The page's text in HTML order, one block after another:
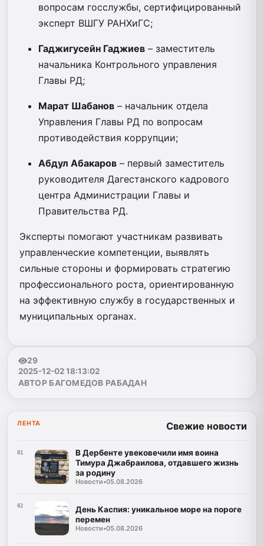
вопросам госслужбы, сертифицированный
эксперт ВШГУ РАНХиГС;
Гаджигусейн Гаджиев – заместитель
начальника Контрольного управления
Главы РД;
Марат Шабанов – начальник отдела
Управления Главы РД по вопросам
противодействия коррупции;
Абдул Абакаров – первый заместитель
руководителя Дагестанского кадрового
центра Администрации Главы и
Правительства РД.
Эксперты помогают участникам развивать
управленческие компетенции, выявлять
сильные стороны и формировать стратегию
профессионального роста, ориентированную
на эффективную службу в государственных и
муниципальных органах.
29
2025-12-02 18:13:02
АВТОР БАГОМЕДОВ РАБАДАН
ЛЕНТА Свежие новости
01
В Дербенте увековечили имя воина
Тимура Джабраилова, отдавшего жизнь
за родину
Новости•05.08.2026
02
День Каспия: уникальное море на пороге
перемен
Новости•05.08.2026